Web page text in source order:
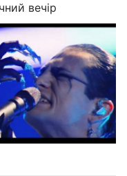
вечір